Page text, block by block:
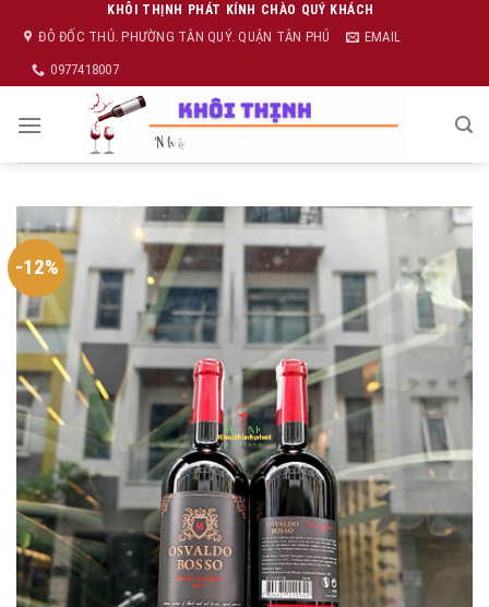
content
KHÔI THỊNH PHÁT KÍNH CHÀO QUÝ KHÁCH
ĐÔ ĐỐC THỦ. PHƯỜNG TÂN QUÝ. QUẬN TÂN PHÚ
EMAIL
0977418007
-12%